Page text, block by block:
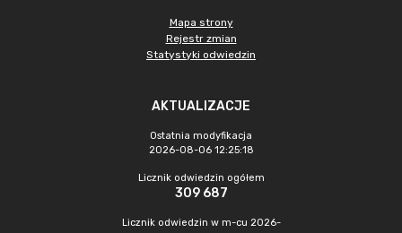
Mapa strony
Rejestr zmian
Statystyki odwiedzin
AKTUALIZACJE
Ostatnia modyfikacja
2026-08-06 12:25:18
Licznik odwiedzin ogółem
309 687
Licznik odwiedzin w m-cu 2026-